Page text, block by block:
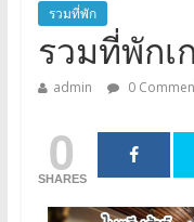
รวมที่พัก
รวมที่พักเ
admin 0
0
SHARES